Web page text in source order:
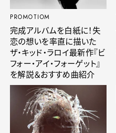
PROMOTIOM
完成アルバムを白紙に！失
恋の想いを率直に描いた
ザ・キッド・ラロイ最新作『ビ
フォー・アイ・フォーゲット』
を解説＆おすすめ曲紹介